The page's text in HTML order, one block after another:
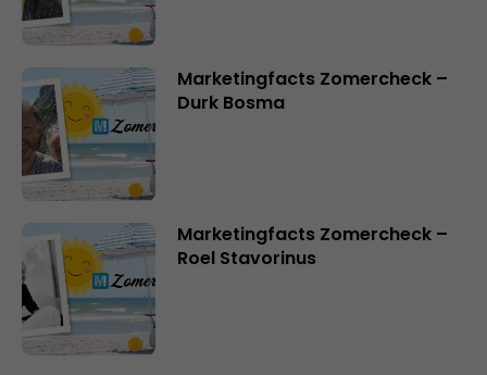
Marketingfacts Zomercheck –
Durk Bosma
Marketingfacts Zomercheck –
Roel Stavorinus